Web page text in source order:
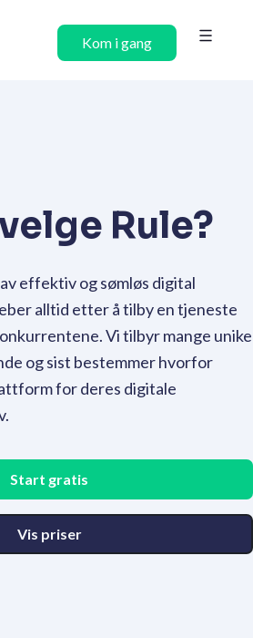
Kom i gang
Rule?
effektiv og sømløs digital
alltid etter å tilby en tjeneste
Vi tilbyr mange unike
og sist bestemmer hvorfor
for deres digitale
Start gratis
Vis priser